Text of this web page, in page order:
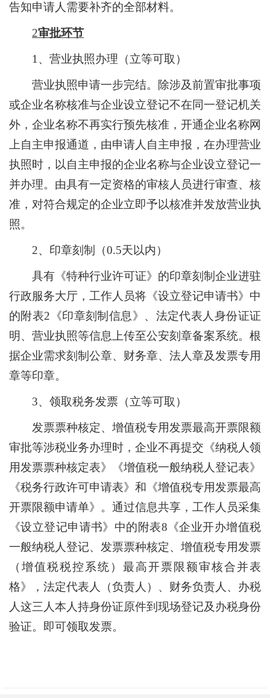
告知申请人需要补齐的全部材料。
2审批环节
1 、营业执照办理（立等可取）
营业执照申请一步完结。除涉及前置审批事项
或企业名称核准与企业设立登记不在同一登记机关
外，企业名称不再实行预先核准，开通企业名称网
上自主申报通道，由申请人自主申报，在办理营业
执照时，以自主申报的企业名称与企业设立登记一
并办理。由具有一定资格的审核人员进行审查、核
准，对符合规定的企业立即予以核准并发放营业执
照。
2、印章刻制（0.5天以内）
具有《特种行业许可证》的印章刻制企业进驻
行政服务大厅，工作人员将《设立登记申请书》中
的附表2 《印章刻制信息》、法定代表人身份证证
明、营业执照等信息上传至公安刻章备案系统。根
据企业需求刻制公章、财务章、法人章及发票专用
章等印章。
3、领取税务发票（立等可取）
发票票种核定、增值税专用发票最高开票限额
审批等涉税业务办理时，企业不再提交《纳税人领
用发票票种核定表》《增值税一般纳税人登记表》
《税务行政许可申请表》和《增值税专用发票最高
开票限额申请单》。通过信息共享，工作人员采集
《设立登记申请书》中的附表8 《企业开办增值税
一般纳税人登记、发票票种核定、增值税专用发票
（增值税税控系统）最高开票限额审核合并表
格》，法定代表人（负责人）、财务负责人、办税
人这三人本人持身份证原件到现场登记及办税身份
验证。即可领取发票。